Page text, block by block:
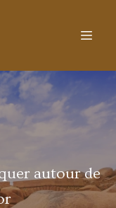
autour de